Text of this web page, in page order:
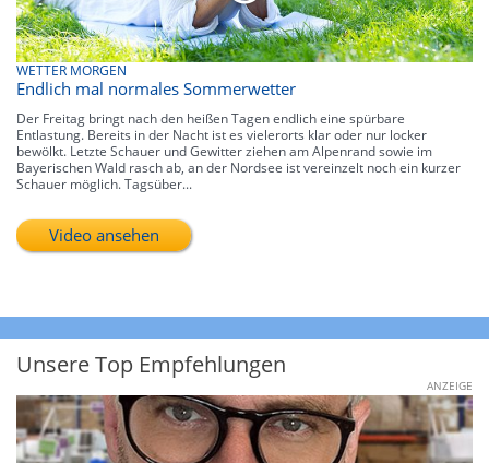
WETTER MORGEN
Endlich mal normales Sommerwetter
Der Freitag bringt nach den heißen Tagen endlich eine spürbare
Entlastung. Bereits in der Nacht ist es vielerorts klar oder nur locker
bewölkt. Letzte Schauer und Gewitter ziehen am Alpenrand sowie im
Bayerischen Wald rasch ab, an der Nordsee ist vereinzelt noch ein kurzer
Schauer möglich. Tagsüber...
Video ansehen
Unsere Top Empfehlungen
ANZEIGE